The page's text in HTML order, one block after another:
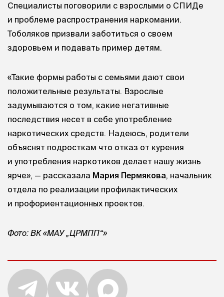
Специалисты поговорили с взрослыми о СПИДе
и проблеме распространения наркомании.
Тоболяков призвали заботиться о своем
здоровьем и подавать пример детям.
«Такие формы работы с семьями дают свои
положительные результаты. Взрослые
задумываются о том, какие негативные
последствия несет в себе употребление
наркотических средств. Надеюсь, родители
объяснят подросткам что отказ от курения
и употребления наркотиков делает нашу жизнь
ярче», — рассказала Мария Пермякова, начальник
отдела по реализации профилактических
и профориентационных проектов.
Фото: ВК «МАУ „ЦРМПП“»